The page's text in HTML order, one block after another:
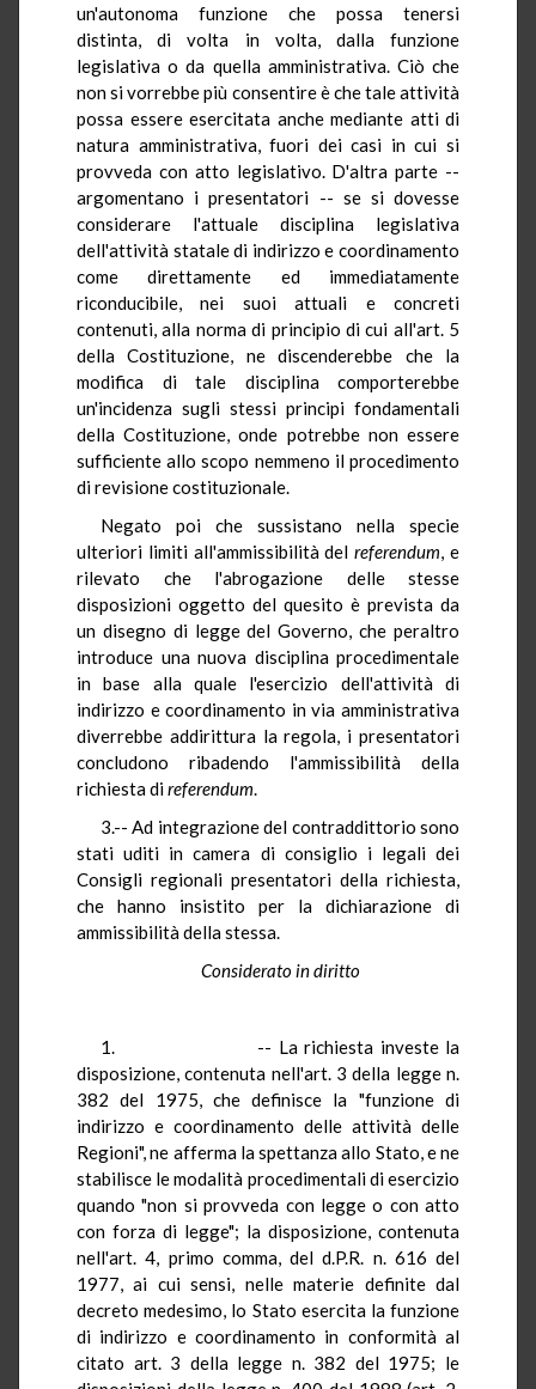
un'autonoma funzione che possa tenersi
distinta, di volta in volta, dalla funzione
legislativa o da quella amministrativa. Ciò che
non si vorrebbe più consentire è che tale attività
possa essere esercitata anche mediante atti di
natura amministrativa, fuori dei casi in cui si
provveda con atto legislativo. D'altra parte --
argomentano i presentatori -- se si dovesse
considerare l'attuale disciplina legislativa
dell'attività statale di indirizzo e coordinamento
come direttamente ed immediatamente
riconducibile, nei suoi attuali e concreti
contenuti, alla norma di principio di cui all'art. 5
della Costituzione, ne discenderebbe che la
modifica di tale disciplina comporterebbe
un'incidenza sugli stessi principi fondamentali
della Costituzione, onde potrebbe non essere
sufficiente allo scopo nemmeno il procedimento
di revisione costituzionale.
Negato poi che sussistano nella specie
ulteriori limiti all'ammissibilità delreferendum, e
rilevato che l'abrogazione delle stesse
disposizioni oggetto del quesito è prevista da
un disegno di legge del Governo, che peraltro
introduce una nuova disciplina procedimentale
in base alla quale l'esercizio dell'attività di
indirizzo e coordinamento in via amministrativa
diverrebbe addirittura la regola, i presentatori
concludono ribadendo l'ammissibilità della
richiesta direferendum.
3.-- Ad integrazione del contraddittorio sono
stati uditi in camera di consiglio i legali dei
Consigli regionali presentatori della richiesta,
che hanno insistito per la dichiarazione di
ammissibilità della stessa.
Considerato in diritto
1. -- La richiesta investe la
disposizione, contenuta nell'art. 3 della legge n.
382 del 1975, che definisce la "funzione di
indirizzo e coordinamento delle attività delle
Regioni", ne afferma la spettanza allo Stato, e ne
stabilisce le modalità procedimentali di esercizio
quando "non si provveda con legge o con atto
con forza di legge"; la disposizione, contenuta
nell'art. 4, primo comma, del d.P.R. n. 616 del
1977, ai cui sensi, nelle materie definite dal
decreto medesimo, lo Stato esercita la funzione
di indirizzo e coordinamento in conformità al
citato art. 3 della legge n. 382 del 1975; le